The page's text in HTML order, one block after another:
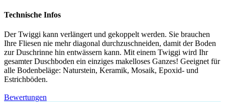
Technische Infos
Der Twiggi kann verlängert und gekoppelt werden. Sie brauchen
Ihre Fliesen nie mehr diagonal durchzuschneiden, damit der Boden
zur Duschrinne hin entwässern kann. Mit einem Twiggi wird Ihr
gesamter Duschboden ein einziges makelloses Ganzes! Geeignet für
alle Bodenbeläge: Naturstein, Keramik, Mosaik, Epoxid- und
Estrichböden.
Bewertungen